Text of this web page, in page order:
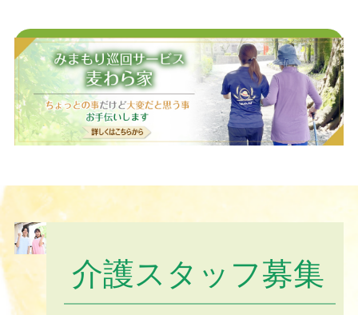
お問い合わせフォームはこちら
介護スタッフ募集